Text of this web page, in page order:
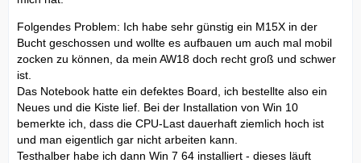
Folgendes Problem: Ich habe sehr günstig ein M15X in der
Bucht geschossen und wollte es aufbauen um auch mal mobil
zocken zu können, da mein AW18 doch recht groß und schwer
ist.
Das Notebook hatte ein defektes Board, ich bestellte also ein
Neues und die Kiste lief. Bei der Installation von Win 10
bemerkte ich, dass die CPU-Last dauerhaft ziemlich hoch ist
und man eigentlich gar nicht arbeiten kann.
Testhalber habe ich dann Win 7 64 installiert - dieses läuft